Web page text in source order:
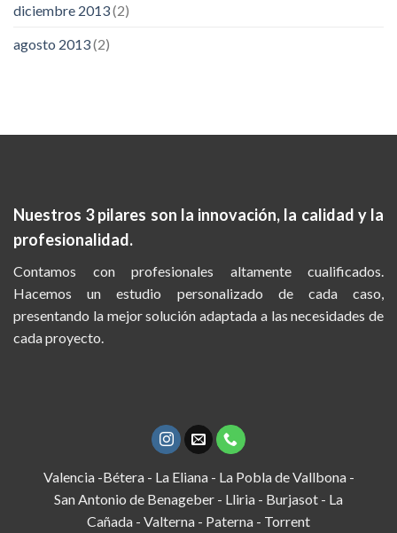
diciembre 2013(2)
agosto 2013(2)
Nuestros 3 pilares son la innovación, la calidad y la
profesionalidad.
Contamos con profesionales altamente cualificados.
Hacemos un estudio personalizado de cada caso,
presentando la mejor solución adaptada a las necesidades de
cada proyecto.
Valencia -Bétera - La Eliana - La Pobla de Vallbona -
San Antonio de Benageber - Lliria - Burjasot - La
Cañada - Valterna - Paterna - Torrent